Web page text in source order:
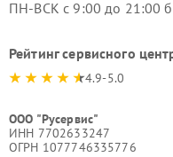
ПН-ВСК с 9:00 до 21:00
Рейтинг сервисного
4.9-5.0
ООО "Русервис"
ИНН 7702633247
ОГРН 1077746335776